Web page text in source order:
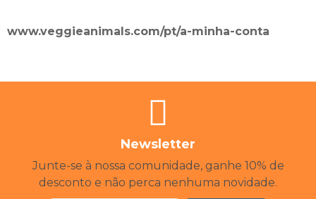
www.veggieanimals.com/pt/a-minha-conta
Newsletter
Junte-se à nossa comunidade, ganhe 10% de
desconto e não perca nenhuma novidade.